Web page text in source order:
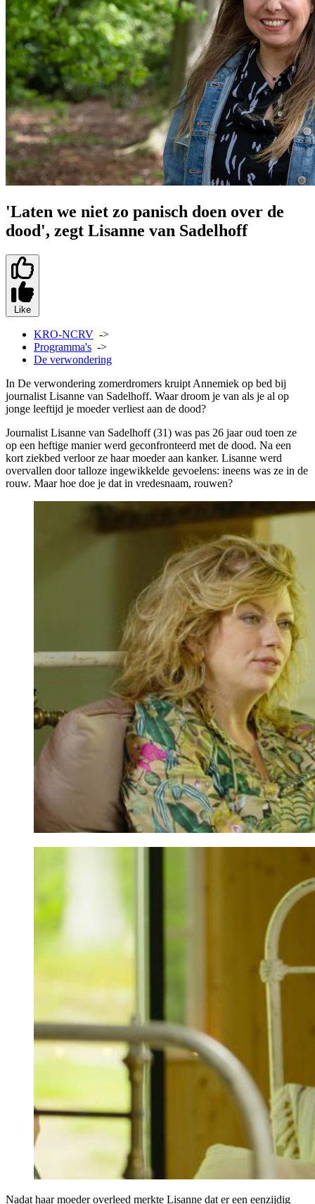
'Laten we niet zo panisch doen over de
dood', zegt Lisanne van Sadelhoff
Like
KRO-NCRV ->
Programma's ->
De verwondering
In De verwondering zomerdromers kruipt Annemiek op bed bij
journalist Lisanne van Sadelhoff. Waar droom je van als je al op
jonge leeftijd je moeder verliest aan de dood?
Journalist Lisanne van Sadelhoff (31) was pas 26 jaar oud toen ze
op een heftige manier werd geconfronteerd met de dood. Na een
kort ziekbed verloor ze haar moeder aan kanker. Lisanne werd
overvallen door talloze ingewikkelde gevoelens: ineens was ze in de
rouw. Maar hoe doe je dat in vredesnaam, rouwen?
Nadat haar moeder overleed merkte Lisanne dat er een eenzijdig